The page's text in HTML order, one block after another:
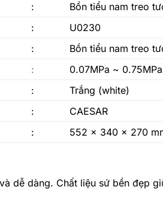
:
Bồn tiểu nam treo
:
U0230
:
Bồn tiểu nam treo
:
0.07MPa ~ 0.75MPa
:
Trắng (white)
:
CAESAR
: 552 x 340 x 270
dễ dàng. Chất liệu sứ bền đẹp